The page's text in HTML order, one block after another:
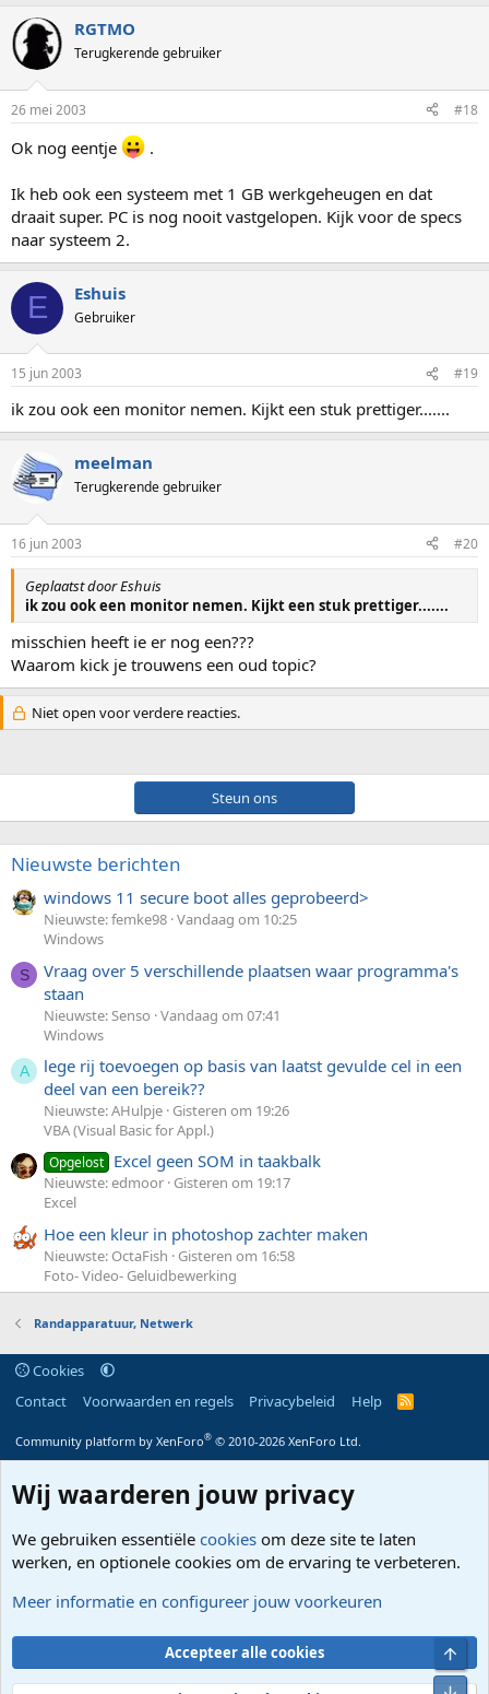
RGTMO
Terugkerende gebruiker
26 mei 2003 #18
Ok nog eentje .
Ik heb ook een systeem met 1 GB werkgeheugen en dat
draait super. PC is nog nooit vastgelopen. Kijk voor de specs
naar systeem 2.
E Eshuis
Gebruiker
15 jun 2003 #19
ik zou ook een monitor nemen. Kijkt een stuk prettiger.......
meelman
Terugkerende gebruiker
16 jun 2003 #20
Geplaatst door Eshuis
ik zou ook een monitor nemen. Kijkt een stuk prettiger.......
misschien heeft ie er nog een???
Waarom kick je trouwens een oud topic?
Niet open voor verdere reacties.
Steun ons
Nieuwste berichten
windows 11 secure boot alles geprobeerd>
Nieuwste: femke98 Vandaag om 10:25
Windows
S
Vraag over 5 verschillende plaatsen waar programma's
staan
Nieuwste: Senso Vandaag om 07:41
Windows
A
lege rij toevoegen op basis van laatst gevulde cel in een
deel van een bereik??
Nieuwste: AHulpje Gisteren om 19:26
VBA (Visual Basic for Appl.)
Opgelost Excel geen SOM in taakbalk
Nieuwste: edmoor Gisteren om 19:17
Excel
Hoe een kleur in photoshop zachter maken
Nieuwste: OctaFish
Gisteren om 16:58
Foto- Video- Geluidbewerking
Randapparatuur, Netwerk
Cookies
Contact
Voorwaarden en regels Privacybeleid Help
R
S
Community platform by XenForo® © 2010-2026 XenForo Ltd.
Wij waarderen jouw privacy
We gebruiken essentiële cookies om deze site te laten
werken, en optionele cookies om de ervaring te verbeteren.
Meer informatie en configureer jouw voorkeuren
Accepteer alle cookies